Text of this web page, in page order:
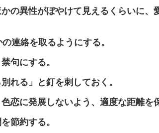
の異性がぼやけて見えるくらいに、
連絡を取るようにする。
句にする。
れる」と釘を刺しておく。
恋に発展しないよう、適度な距離を
節約する。